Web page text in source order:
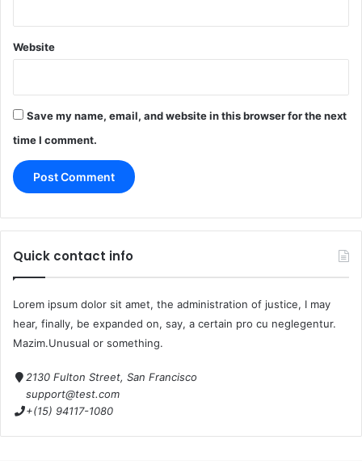
Website
Save my name, email, and website in this browser for the next
time I comment.
Quick contact info
Lorem ipsum dolor sit amet, the administration of justice, I may
hear, finally, be expanded on, say, a certain pro cu neglegentur.
Mazim.Unusual or something.
2130 Fulton Street, San Francisco
support@test.com
+(15) 94117-1080